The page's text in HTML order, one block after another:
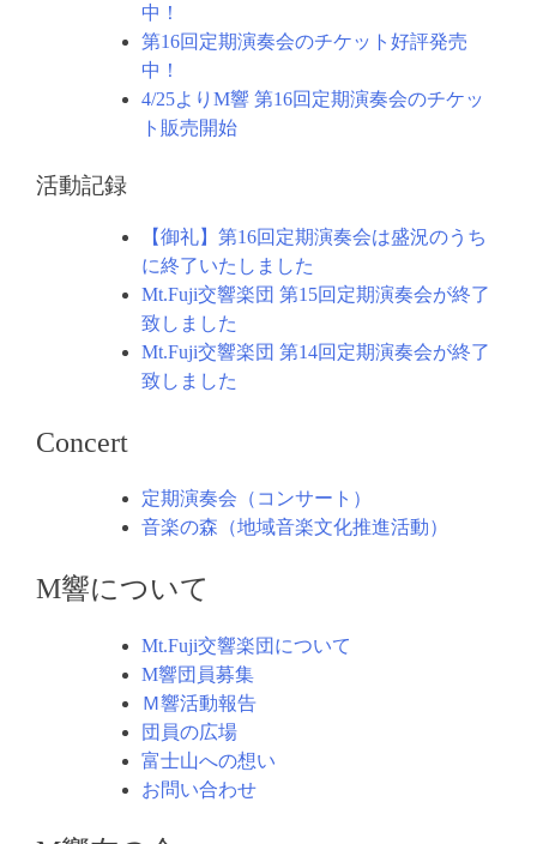
中！
第16回定期演奏会のチケット好評発売
中！
4/25よりM響 第16回定期演奏会のチケッ
ト販売開始
活動記録
【御礼】第16回定期演奏会は盛況のうち
に終了いたしました
Mt.Fuji交響楽団 第15回定期演奏会が終了
致しました
Mt.Fuji交響楽団 第14回定期演奏会が終了
致しました
Concert
定期演奏会（コンサート）
音楽の森（地域音楽文化推進活動）
M響について
Mt.Fuji交響楽団について
M響団員募集
Ｍ響活動報告
団員の広場
富士山への想い
お問い合わせ